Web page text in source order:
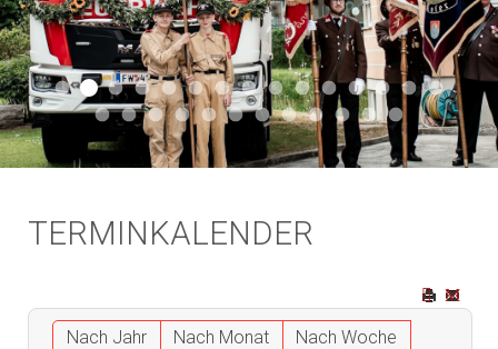
Aktuell 046
Aktuell 047
Start 011Aktuell 044
Aktuell 043
Aktuell 041
Aktuell 042
Aktuell 035
Aktuell 031
Aktuell 032
Aktuell 033
Aktuell 029
Aktuell 027
Aktuell 026
Start
Aktuell 024
Aktuell 019
Auto 010Start 010Start 002
Auto 002
Auto 009Auto 006Start 008
Start 005Start 003Start 006
TERMINKALENDER
Nach Jahr Nach Monat
Nach Woche